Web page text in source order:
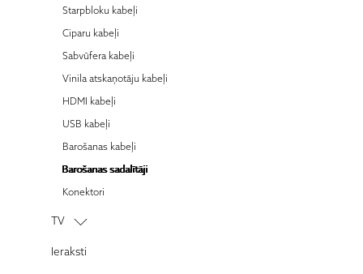
JVC
KLH
Luxman
MartinLogan
Mission
Marantz
Monitor Audio
Ortofon
Paradigm
Quad
Austiņu pastiprinātāji
Austiņu aksesuāri
Starpbloku kabeļi
Ciparu kabeļi
Sabvūfera kabeļi
Vinila atskaņotāju kabeļi
HDMI kabeļi
USB kabeļi
Barošanas kabeļi
Barošanas sadalītāji
Konektori
TV
Televizori
Ieraksti